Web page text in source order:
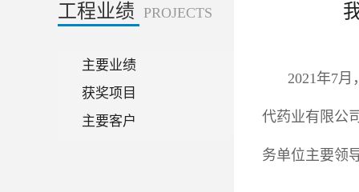
工程业绩 PROJECTS
主要业绩
获奖项目
主要客户
2021年7
代药业有限公
务单位主要领